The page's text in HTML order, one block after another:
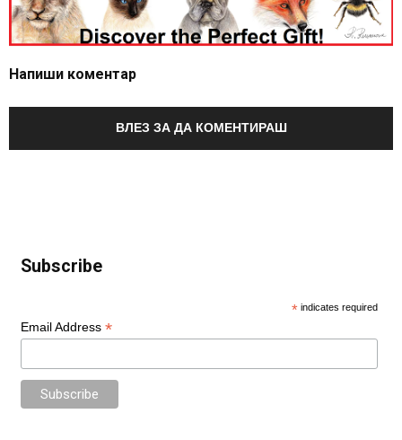
Напиши коментар
ВЛЕЗ ЗА ДА КОМЕНТИРАШ
Subscribe
* indicates required
Email Address *